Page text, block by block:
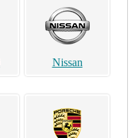
Nissan